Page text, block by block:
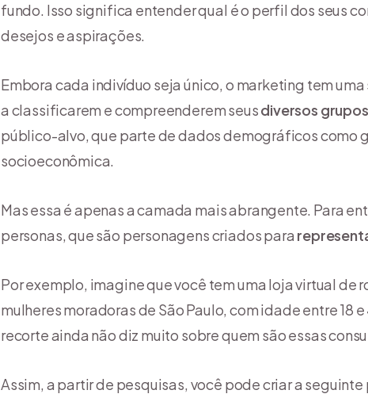
fundo. Isso significa entender qual é o perfil dos seus
desejos e aspirações.
Embora cada indivíduo seja único, o marketing tem
a classificarem e compreenderem seusdiversos
público-alvo, que parte de dados demográficos como
socioeconômica.
Mas essa é apenas a camada mais abrangente. Para
personas, que são personagens criados para
Por exemplo, imagine que você tem uma loja virtual de
mulheres moradoras de São Paulo, com idade entre 18
recorte ainda não diz muito sobre quem são essas
Assim, a partir de pesquisas, você pode criar a seguinte